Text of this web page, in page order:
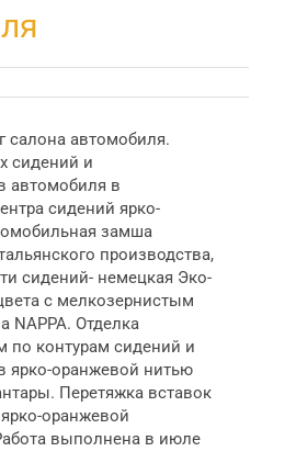
салона автомобиля.
сидений и
автомобиля в
сидений ярко-
замша
производства,
сидений- немецкая Эко-
с мелкозернистым
NAPPA. Отделка
контурам сидений и
ярко-оранжевой нитью
Перетяжка вставок
оранжевой
выполнена в июле